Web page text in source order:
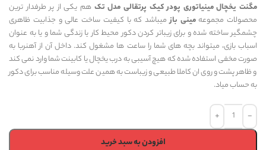
مگنت یخچال مینیاتوری پودر کیک پرتقالی مدل تک هم یکی از پر طرفدار ترین
محصولات مجموعهمینی بازمیباشد که با کیفیت ساخت عالی و جذابیت ظاهری
چشمگیر ساخته شده و برای زیباتر کردن دکور محیط کار یا زندگی شما و یا به عنوان
اسباب بازی، میتواند بچه های شما را ساعت ها مشغول کند. داخل آن از آهنربا به
صورت مخفی استفاده شده که هیچ آسیبی به درب یخچال یا کابینت شما وارد نمی کند
و ظاهر پشت و روی ان کاملا طبیعی و زیباست به همین علت وسیله مناسب برای دکور
به حساب میاد.
افزودن به سبد خرید